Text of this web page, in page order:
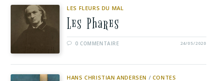
LES FLEURS DU MAL
Les Phares
0 COMMENTAIRE 24/05/2020
HANS CHRISTIAN ANDERSEN / CONTES